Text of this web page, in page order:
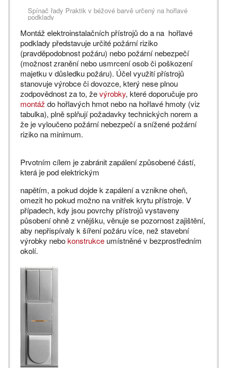
Spínač řady Praktik v béžové barvě určený na hořlavé
podklady
Montáž elektroinstalačních přístrojů do a na hořlavé
podklady představuje určité požární riziko
(pravděpodobnost požáru) nebo požární nebezpečí
(možnost zranění nebo usmrcení osob či poškození
majetku v důsledku požáru). Účel využití přístrojů
stanovuje výrobce či dovozce, který nese plnou
zodpovědnost za to, ževýrobky, které doporučuje pro
montáž do hořlavých hmot nebo na hořlavé hmoty (viz
tabulka), plně splňují požadavky technických norem a
že je vyloučeno požární nebezpečí a snížené požární
riziko na minimum.
Prvotním cílem je zabránit zapálení způsobené částí,
která je pod elektrickým
napětím, a pokud dojde k zapálení a vznikne oheň,
omezit ho pokud možno na vnitřek krytu přístroje. V
případech, kdy jsou povrchy přístrojů vystaveny
působení ohně z vnějšku, věnuje se pozornost zajištění,
aby nepřispívaly k šíření požáru více, než stavební
výrobky nebokonstrukce umístněné v bezprostředním
okolí.